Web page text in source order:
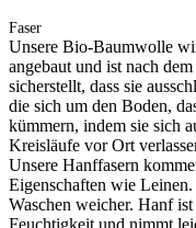
Faser
Unsere Bio-Baumwolle
angebaut und ist nach
sicherstellt, dass sie
die sich um den Boden,
kümmern, indem sie sich
Kreisläufe vor Ort
Unsere Hanffasern
Eigenschaften wie
Waschen weicher. Hanf
Feuchtigkeit und nimmt